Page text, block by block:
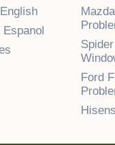
English
Espanol
Ford